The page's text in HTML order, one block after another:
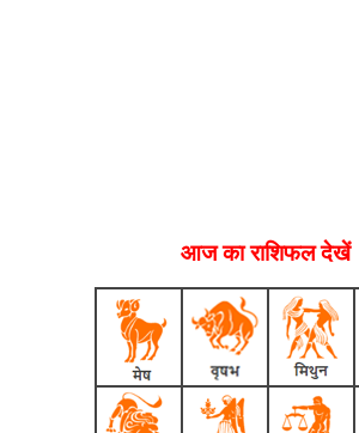
आज का राशिफल देखें